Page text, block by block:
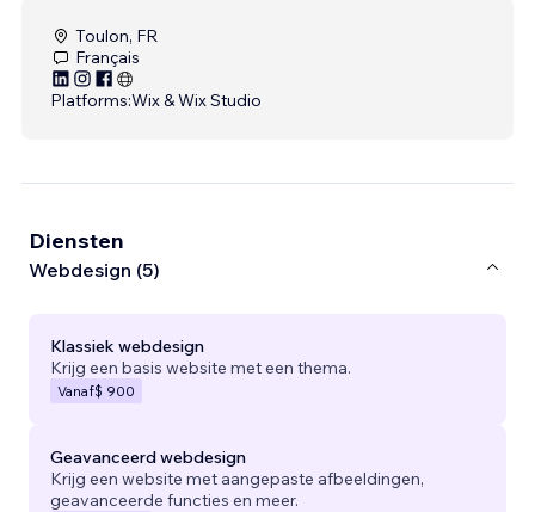
Toulon, FR
Français
Platforms:Wix & Wix Studio
Diensten
Webdesign (5)
Klassiek webdesign
Krijg een basis website met een thema.
Vanaf$ 900
Geavanceerd webdesign
Krijg een website met aangepaste afbeeldingen,
geavanceerde functies en meer.